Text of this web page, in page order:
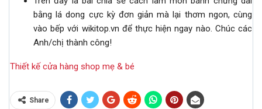
bằng lá dong cực kỳ đơn giản mà lại thơm ngon, cùng
vào bếp với wikitop.vn để thực hiện ngay nào. Chúc các
Anh/chị thành công!
Thiết kế cửa hàng shop mẹ & bé
Share